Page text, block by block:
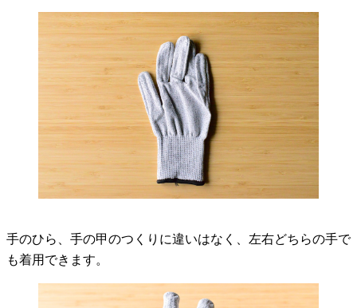
手のひら、手の甲のつくりに違いはなく、左右どちらの手で
も着用できます。